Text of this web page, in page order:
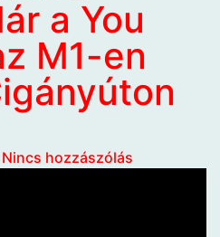
a You
M1-en
Nincs hozzászólás